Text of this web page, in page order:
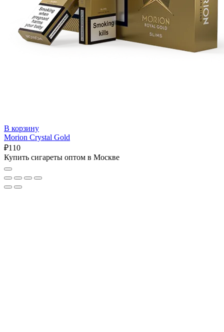
В корзину
Morion Crystal Gold
₽110
Купить сигареты оптом в Москве